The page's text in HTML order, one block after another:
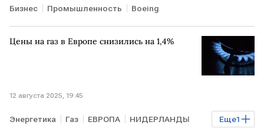
Бизнес Промышленность Boeing
Цены на газ в Европе снизились на 1,4%
12 августа 2025, 19:45
Еще1
Энергетика Газ ЕВРОПА НИДЕРЛАНДЫ